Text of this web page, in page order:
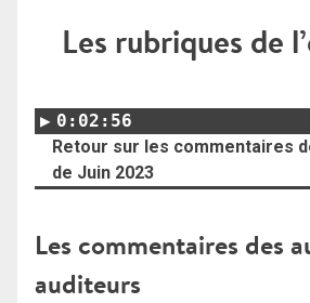
Les rubriques de
0:02:56
Retour sur les commentaires
de Juin 2023
Les commentaires des
auditeurs